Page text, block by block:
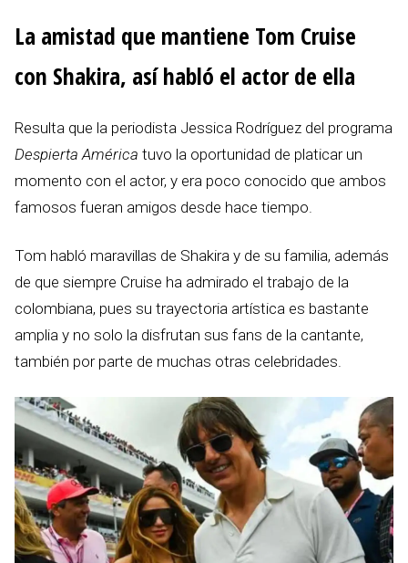
La amistad que mantiene Tom Cruise
con Shakira, así habló el actor de ella
Resulta que la periodista Jessica Rodríguez del programa
Despierta América tuvo la oportunidad de platicar un
momento con el actor, y era poco conocido que ambos
famosos fueran amigos desde hace tiempo.
Tom habló maravillas de Shakira y de su familia, además
de que siempre Cruise ha admirado el trabajo de la
colombiana, pues su trayectoria artística es bastante
amplia y no solo la disfrutan sus fans de la cantante,
también por parte de muchas otras celebridades.